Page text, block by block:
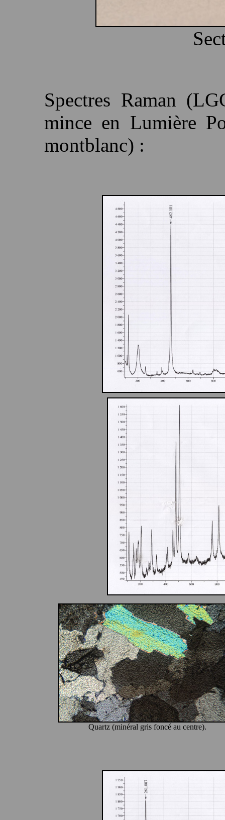
Spectres Raman
mince en Lumière
montblanc) :
Quartz (minéral gris foncé au centre).